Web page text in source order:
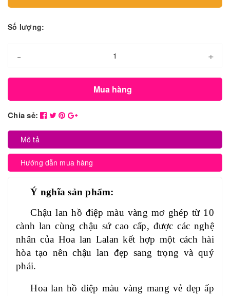
Số lượng:
- +
Mua hàng
Chia sẻ:
Mô tả
Hướng dẫn mua hàng
Ý nghĩa sản phẩm:
Chậu lan hồ điệp màu vàng mơ ghép từ 10
cành lan cùng chậu sứ cao cấp, được các nghệ
nhân của Hoa lan Lalan kết hợp một cách hài
hòa tạo nên chậu lan đẹp sang trọng và quý
phái.
Hoa lan hồ điệp màu vàng mang vẻ đẹp ấp